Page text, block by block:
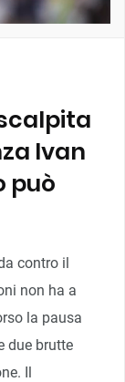
Ivan
può
contro il
non ha a
la pausa
due brutte
Il